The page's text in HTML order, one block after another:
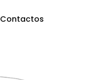
Contactos